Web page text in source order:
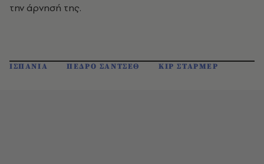
την άρνησή της.
ΙΣΠΑΝΙΑ ΠΕΔΡΟ ΣΑΝΤΣΕΘ ΚΙΡ ΣΤΑΡΜΕΡ